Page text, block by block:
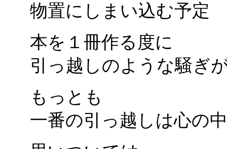
物置にしまい込む予定
本を１冊作る度に
引っ越しのような騒ぎ
もっとも
一番の引っ越しは心の